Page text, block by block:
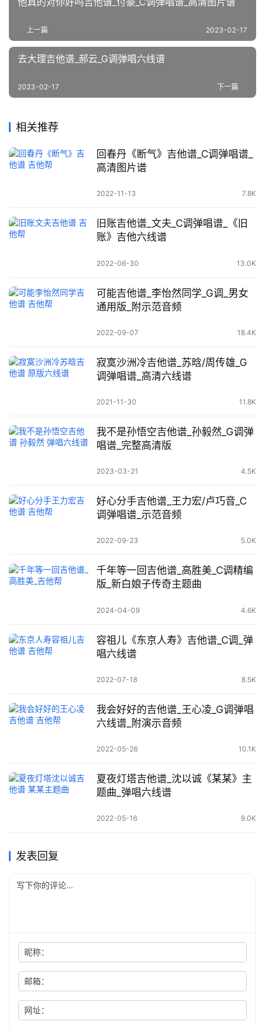
上一篇 2023-02-17
去大理吉他谱_郝云_G调弹唱六线谱
下一篇
2023-02-17
相关推荐
回春丹《断气》吉他谱_C调弹唱谱_
高清图片谱
2022-11-13 7.8K
旧账吉他谱_文夫_C调弹唱谱_《旧
账》吉他六线谱
2022-06-30 13.0K
可能吉他谱_李怡然同学_G调_男女
通用版_附示范音频
2022-09-07 18.4K
寂寞沙洲冷吉他谱_苏晗/周传雄_G
调弹唱谱_高清六线谱
2021-11-30 11.8K
我不是孙悟空吉他谱_孙毅然_G调弹
唱谱_完整高清版
2023-03-21 4.5K
好心分手吉他谱_王力宏/卢巧音_C
调弹唱谱_示范音频
2022-09-23 5.0K
千年等一回吉他谱_高胜美_C调精编
版_新白娘子传奇主题曲
2024-04-09 4.6K
容祖儿《东京人寿》吉他谱_C调_弹
唱六线谱
2022-07-18 8.5K
我会好好的吉他谱_王心凌_G调弹唱
六线谱_附演示音频
2022-05-26 10.1K
夏夜灯塔吉他谱_沈以诚《某某》主
题曲_弹唱六线谱
2022-05-16 9.0K
发表回复
昵称：
邮箱：
网址：